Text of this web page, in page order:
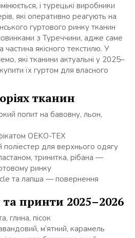
і турецькі виробники
які оперативно реагують на
гуртового ринку тканин
з Туреччини, адже саме
частина якісного текстилю. У
які тканини актуальні у 2025–
їх гуртом для власного
тканин
попит на бавовну, льон,
OEKO-TEX
поліестер для верхнього одягу
тринитка, рібана —
ринку
та лапша — повернення
та принти 2025–2026
глина, пісок
м’ятний, карамель